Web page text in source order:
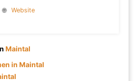
🌐
Website
Maintal
in Maintal